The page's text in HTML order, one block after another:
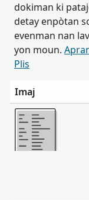
dokiman ki
detay enpòtan
evenman nan
yon moun.
Plis
Imaj
Plis